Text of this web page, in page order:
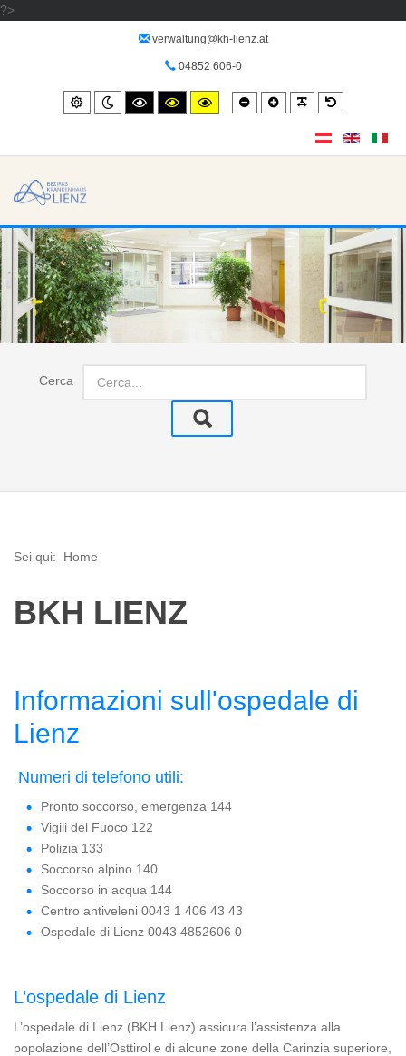
?>
verwaltung@kh-lienz.at
04852 606-0
Standard
Night
mode
High
contrast
High
contrast
High
contrast
Smaller
font
Larger
font
Default
font
Cerca
Sei qui: Home
BKH LIENZ
Informazioni sull'ospedale di
Lienz
Numeri di telefono utili:
Pronto soccorso, emergenza 144
Vigili del Fuoco 122
Polizia 133
Soccorso alpino 140
Soccorso in acqua 144
Centro antiveleni 0043 1 406 43 43
Ospedale di Lienz 0043 4852606 0
L’ospedale di Lienz
L’ospedale di Lienz (BKH Lienz) assicura l’assistenza alla
popolazione dell’Osttirol e di alcune zone della Carinzia superiore,